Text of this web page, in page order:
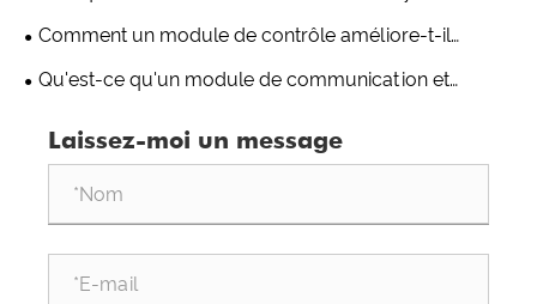
l'automatisation industrielle ?
contrôle distribué ?
Comment un module de contrôle améliore-t-il
l’efficacité de l’automatisation industrielle ?
Qu'est-ce qu'un module de communication et
modernes ?
Laissez-moi un message